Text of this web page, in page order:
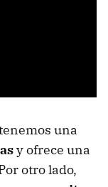
una
y ofrece una
otro lado,